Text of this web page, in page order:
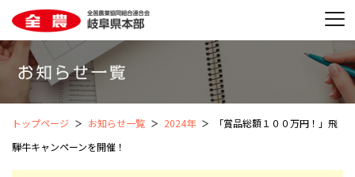
トップページ お知らせ一覧 2024年
「賞品総額１００万円！」飛
騨牛キャンペーンを開催！